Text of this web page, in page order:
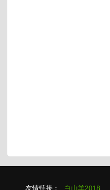
友情链接： 白山羊2018